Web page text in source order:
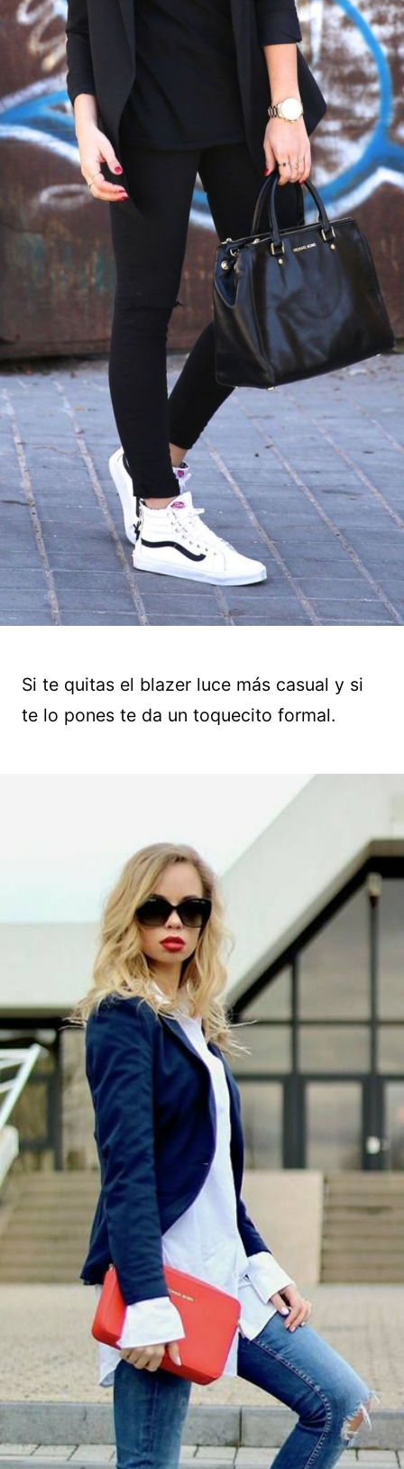
Si te quitas el blazer luce más casual y si
te lo pones te da un toquecito formal.